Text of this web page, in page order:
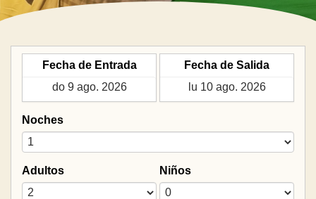
Fecha de Entrada Fecha de Salida
Noches
Adultos Niños